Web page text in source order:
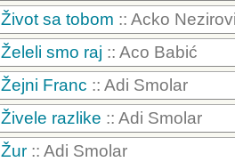
Život sa tobom :: Acko
Želeli smo raj :: Aco Babić
Žejni Franc :: Adi Smolar
Živele razlike :: Adi Smolar
Žur :: Adi Smolar